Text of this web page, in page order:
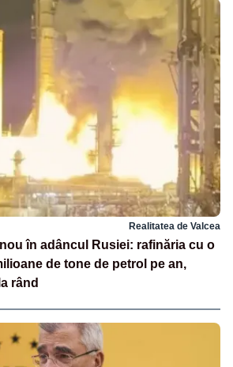
Realitatea de Valcea
în adâncul Rusiei: rafinăria cu o
de tone de petrol pe an,
rând